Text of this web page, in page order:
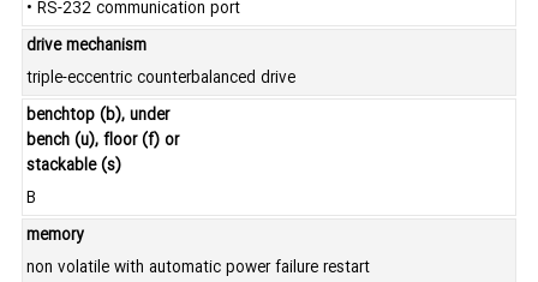
• RS-232 communication port
drive mechanism
triple-eccentric counterbalanced drive
benchtop (b), under
bench (u), floor (f) or
stackable (s)
B
memory
non volatile with automatic power failure restart